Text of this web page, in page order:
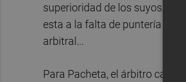
superioridad de los suyos,
esta a la falta de puntería de
arbitral...
Para Pacheta, el árbitro